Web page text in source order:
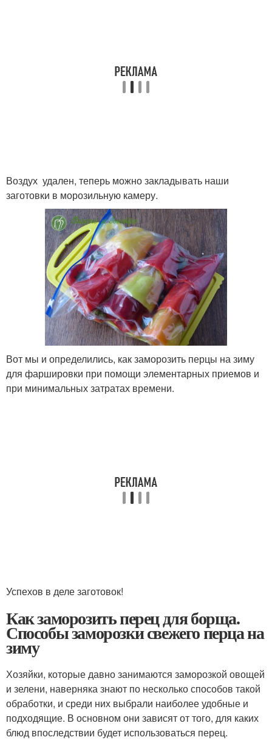
Воздух удален, теперь можно закладывать наши
заготовки в морозильную камеру.
Вот мы и определились, как заморозить перцы на зиму
для фаршировки при помощи элементарных приемов и
при минимальных затратах времени.
Успехов в деле заготовок!
Как заморозить перец для борща.
Способы заморозки свежего перца на
зиму
Хозяйки, которые давно занимаются заморозкой овощей
и зелени, наверняка знают по несколько способов такой
обработки, и среди них выбрали наиболее удобные и
подходящие. В основном они зависят от того, для каких
блюд впоследствии будет использоваться перец.